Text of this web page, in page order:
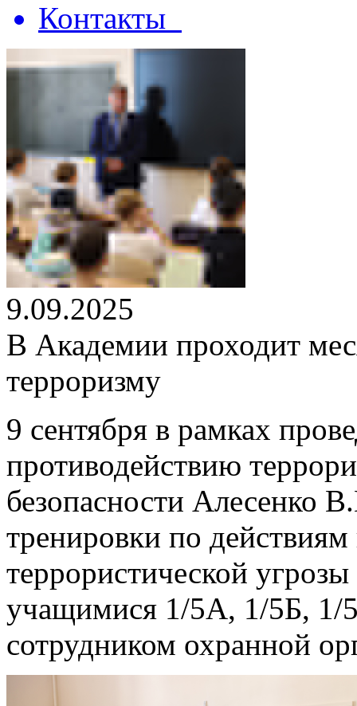
Контакты
9.09.2025
В Академии проходит
терроризму
9 сентября в рамках
противодействию
безопасности Алесенко
тренировки по
террористической
учащимися 1/5А, 1/5Б, 1/
сотрудником охранной